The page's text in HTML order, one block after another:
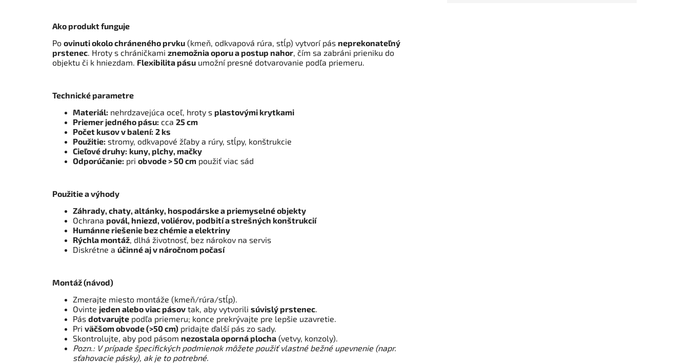
Ako produkt funguje
Po ovinuti okolo chráneného prvku (kmeň, odkvapová rúra, stĺp) vytvorí pás neprekonateľný
prstenec . Hroty s chráničkami znemožnia oporu a postup nahor , čím sa zabráni prieniku do
objektu či k hniezdam. Flexibilita pásu umožní presné dotvarovanie podľa priemeru.
Technické parametre
Materiál: nehrdzavejúca oceľ, hroty s plastovými krytkami
Priemer jedného pásu: cca 25 cm
Počet kusov v balení: 2 ks
Použitie: stromy, odkvapové žľaby a rúry, stĺpy, konštrukcie
Cieľové druhy: kuny, plchy, mačky
Odporúčanie: pri obvode > 50 cm použiť viac sád
Použitie a výhody
Záhrady, chaty, altánky, hospodárske a priemyselné objekty
Ochrana povál, hniezd, voliérov, podbití a strešných konštrukcií
Humánne riešenie bez chémie a elektriny
Rýchla montáž , dlhá životnosť, bez nárokov na servis
Diskrétne a účinné aj v náročnom počasí
Montáž (návod)
Zmerajte miesto montáže (kmeň/rúra/stĺp).
Ovinte jeden alebo viac pásov tak, aby vytvorili súvislý prstenec
Pás dotvarujte podľa priemeru; konce prekrývajte pre lepšie uzavretie.
Pri väčšom obvode (>50 cm) pridajte ďalší pás zo sady.
Skontrolujte, aby pod pásom nezostala oporná plocha (vetvy, konzoly).
Pozn.: V prípade špecifických podmienok môžete použiť vlastné bežné upevnenie (napr.
sťahovacie pásky), ak je to potrebné.